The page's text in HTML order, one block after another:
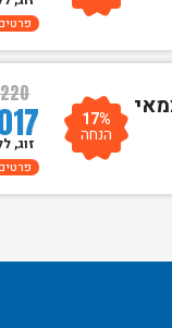
17%
הנחה זוג,